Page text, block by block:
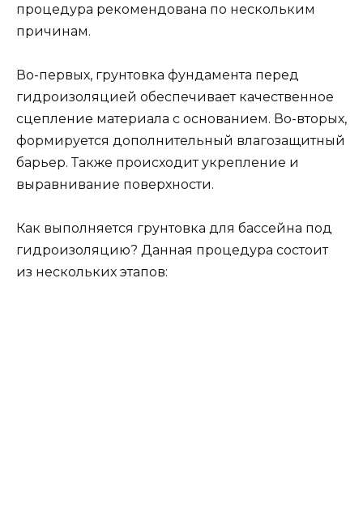
процедура рекомендована по нескольким
причинам.
Во-первых, грунтовка фундамента перед
гидроизоляцией обеспечивает качественное
сцепление материала с основанием. Во-вторых,
формируется дополнительный влагозащитный
барьер. Также происходит укрепление и
выравнивание поверхности.
Как выполняется грунтовка для бассейна под
гидроизоляцию? Данная процедура состоит
из нескольких этапов: